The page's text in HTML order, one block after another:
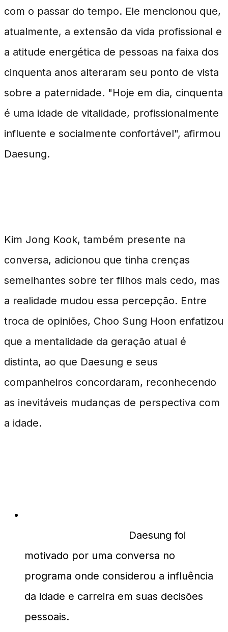
com o passar do tempo. Ele mencionou que,
atualmente, a extensão da vida profissional e
a atitude energética de pessoas na faixa dos
cinquenta anos alteraram seu ponto de vista
sobre a paternidade. "Hoje em dia, cinquenta
é uma idade de vitalidade, profissionalmente
influente e socialmente confortável", afirmou
Daesung.
Kim Jong Kook, também presente na
conversa, adicionou que tinha crenças
semelhantes sobre ter filhos mais cedo, mas
a realidade mudou essa percepção. Entre
troca de opiniões, Choo Sung Hoon enfatizou
que a mentalidade da geração atual é
distinta, ao que Daesung e seus
companheiros concordaram, reconhecendo
as inevitáveis mudanças de perspectiva com
a idade.
Daesung foi
motivado por uma conversa no
programa onde considerou a influência
da idade e carreira em suas decisões
pessoais.